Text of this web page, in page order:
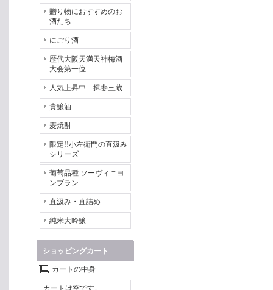
贈り物におすすめのお
酒たち
にごり酒
歴代大阪天満天神梅酒
大会第一位
人気上昇中 揖斐三蔵
貴醸酒
麦焼酎
限定!!小左衛門の直汲み
シリーズ
葡萄品種 ソーヴィニヨ
ンブラン
直汲み・直詰め
純米大吟醸
ショッピングカート
カートの中身
カートは空です。